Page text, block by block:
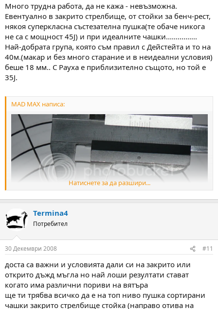
Много трудна работа, да не кажа - невъзможна.
Евентуално в закрито стрелбище, от стойки за бенч-рест,
някоя суперкласна състезателна пушка(те обаче никога
не са с мощност 45J) и при идеалните чашки................
Най-добрата група, която съм правил с Дейстейта и то на
40м.(макар и без много старание и в неидеални условия)
беше 18 мм.. С Рауха е приблизително същото, но той е
35J.
MAD MAX написа:
5 изстрела.
Натиснете за да разшири...
Termina4
Потребител
30 Декември 2008 #11
доста са важни и условията дали си на закрито или
открито дъжд мъгла но най лоши резултати стават
когато има различни пориви на вятъра
ще ти трябва всичко да е на топ ниво пушка сортирани
чашки закрито стрелбище стойка (направо отива на